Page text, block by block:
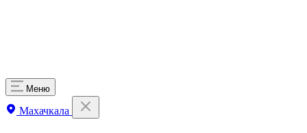
Меню
Махачкала